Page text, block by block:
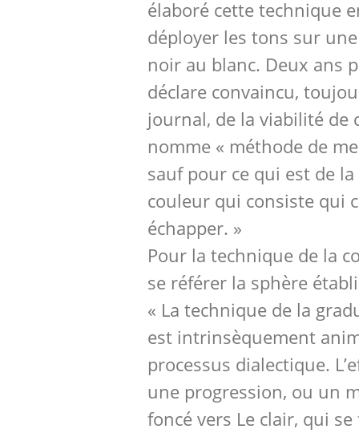
élaboré cette technique
déployer les tons sur
noir au blanc. Deux ans
déclare convaincu,
journal, de la viabilité de
nomme « méthode de
sauf pour ce qui est de
couleur qui consiste qui
échapper. »
Pour la technique de la
se référer la sphère
« La technique de la
est intrinsèquement
processus dialectique.
une progression, ou un
foncé vers Le clair, qui